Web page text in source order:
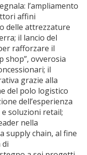
l’ampliamento
affini
delle attrezzature
il lancio del
rafforzare il
shop”, ovverosia
il
grazie alla
del polo logistico
dell’esperienza
soluzioni retail;
nella
supply chain, al fine
di